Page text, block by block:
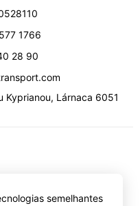
1766
28 90
Kyprianou, Lárnaca 6051
semelhantes